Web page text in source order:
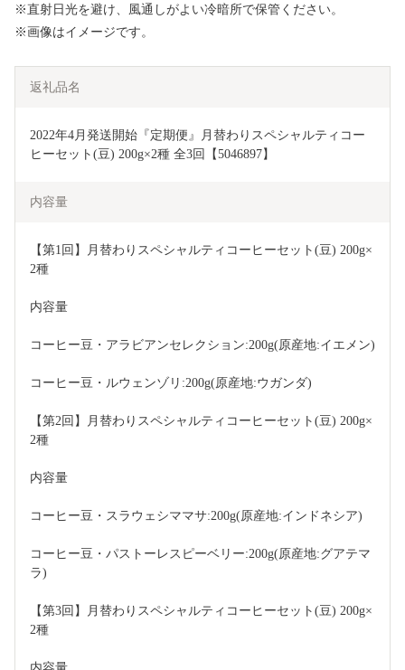
※直射日光を避け、風通しがよい冷暗所で保管ください。
※画像はイメージです。
返礼品名
2022年4月発送開始『定期便』月替わりスペシャルティコー
ヒーセット(豆) 200g×2種 全3回【5046897】
内容量
【第1回】月替わりスペシャルティコーヒーセット(豆) 200g×
2種
内容量
コーヒー豆・アラビアンセレクション:200g(原産地:イエメン)
コーヒー豆・ルウェンゾリ:200g(原産地:ウガンダ)
【第2回】月替わりスペシャルティコーヒーセット(豆) 200g×
2種
内容量
コーヒー豆・スラウェシママサ:200g(原産地:インドネシア)
コーヒー豆・パストーレスピーベリー:200g(原産地:グアテマ
ラ)
【第3回】月替わりスペシャルティコーヒーセット(豆) 200g×
2種